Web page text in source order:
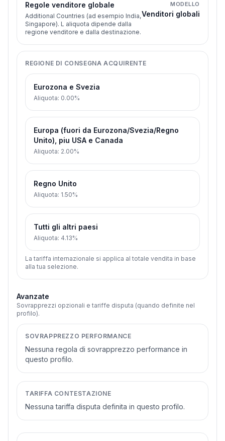
Regole venditore globale
Additional Countries (ad esempio India,
Singapore). L aliquota dipende dalla
regione venditore e dalla destinazione.
MODELLO
Venditori globali
REGIONE DI CONSEGNA ACQUIRENTE
Eurozona e Svezia
Aliquota: 0.00%
Europa (fuori da Eurozona/Svezia/Regno
Unito), piu USA e Canada
Aliquota: 2.00%
Regno Unito
Aliquota: 1.50%
Tutti gli altri paesi
Aliquota: 4.13%
La tariffa internazionale si applica al totale vendita in base
alla tua selezione.
Avanzate
Sovrapprezzi opzionali e tariffe disputa (quando definite nel
profilo).
SOVRAPPREZZO PERFORMANCE
Nessuna regola di sovrapprezzo performance in
questo profilo.
TARIFFA CONTESTAZIONE
Nessuna tariffa disputa definita in questo profilo.